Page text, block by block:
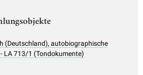
(Deutschland), autobiographische
LA 713/1 (Tondokumente)